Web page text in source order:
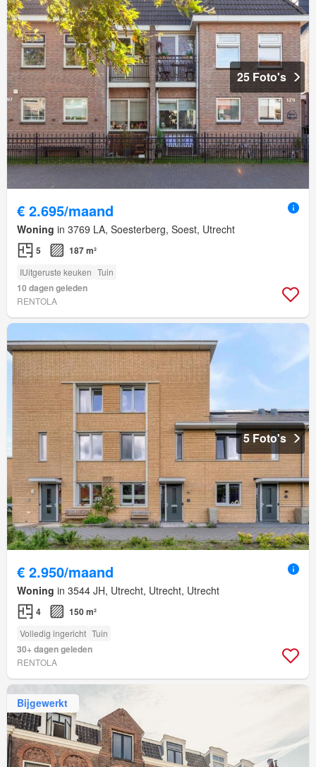
25 Foto's
€ 2.695/maand
Woning in 3769 LA, Soesterberg, Soest, Utrecht
5 187 m²
IUitgeruste keuken Tuin
10 dagen geleden
RENTOLA
5 Foto's
€ 2.950/maand
Woning in 3544 JH, Utrecht, Utrecht, Utrecht
4 150 m²
Volledig ingericht Tuin
30+ dagen geleden
RENTOLA
Bijgewerkt